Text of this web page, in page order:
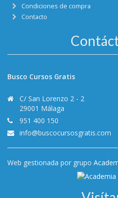
Condiciones de compra
Contacto
Busco Cursos Gratis
C/ San Lorenzo 2 - 2
29001 Málaga
951 400 150
info@buscocursosgratis.com
Web gestionada por grupo